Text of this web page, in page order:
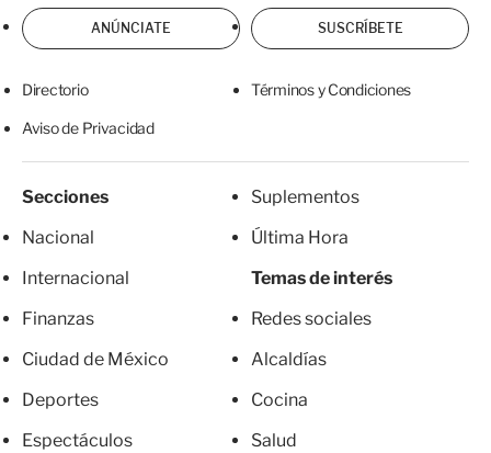
ANÚNCIATE SUSCRÍBETE
Directorio Términos y Condiciones
Aviso de Privacidad
Secciones
Nacional
Internacional
Finanzas
Ciudad de México
Deportes
Espectáculos
Suplementos
Última Hora
Temas de interés
Redes sociales
Alcaldías
Cocina
Salud